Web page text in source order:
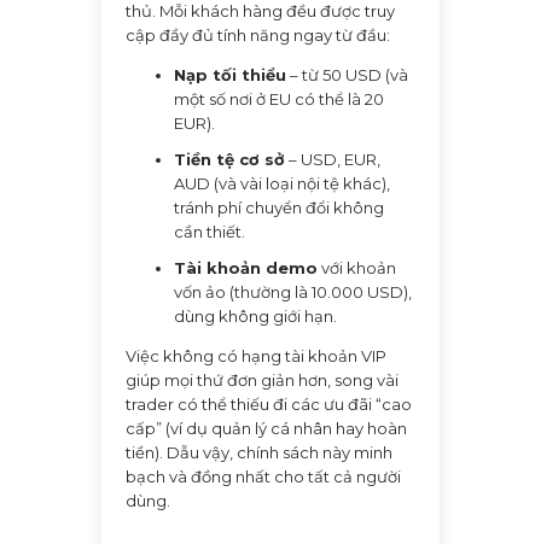
thủ. Mỗi khách hàng đều được truy
cập đầy đủ tính năng ngay từ đầu:
Nạp tối thiểu – từ 50 USD (và
một số nơi ở EU có thể là 20
EUR).
Tiền tệ cơ sở – USD, EUR,
AUD (và vài loại nội tệ khác),
tránh phí chuyển đổi không
cần thiết.
Tài khoản demo với khoản
vốn ảo (thường là 10.000 USD),
dùng không giới hạn.
Việc không có hạng tài khoản VIP
giúp mọi thứ đơn giản hơn, song vài
trader có thể thiếu đi các ưu đãi “cao
cấp” (ví dụ quản lý cá nhân hay hoàn
tiền). Dẫu vậy, chính sách này minh
bạch và đồng nhất cho tất cả người
dùng.